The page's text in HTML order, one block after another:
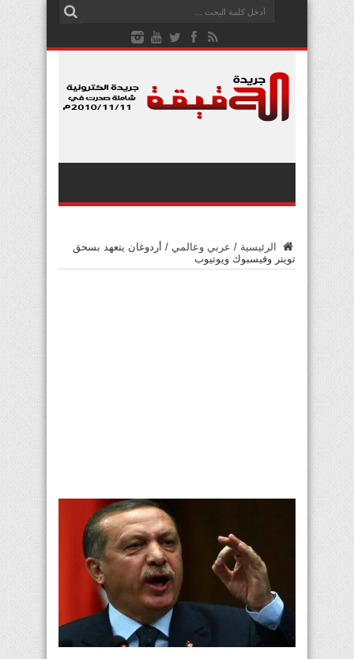
الرئيسية / عربي وعالمي / أردوغان يتعهد بسحق
تويتر وفيسبوك ويوتيوب